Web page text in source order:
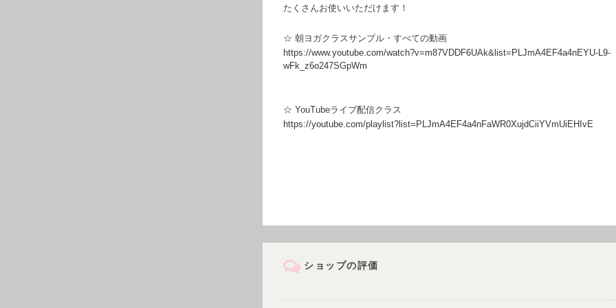
たくさんお使いいただけます！
☆ 朝ヨガクラスサンプル・すべての動画
https://www.youtube.com/watch?v=m87VDDF6UAk&list=PLJmA4EF4a4nEYU-L9-
wFk_z6o247SGpWm
☆ YouTubeライブ配信クラス
https://youtube.com/playlist?list=PLJmA4EF4a4nFaWR0XujdCiiYVmUiEHIvE
ショップの評価